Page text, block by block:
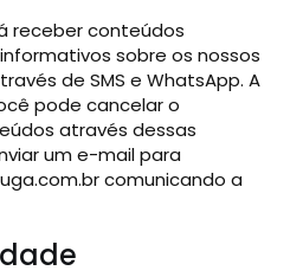
receber conteúdos
sobre os nossos
de SMS e WhatsApp. A
pode cancelar o
através dessas
um e-mail para
comunicando a